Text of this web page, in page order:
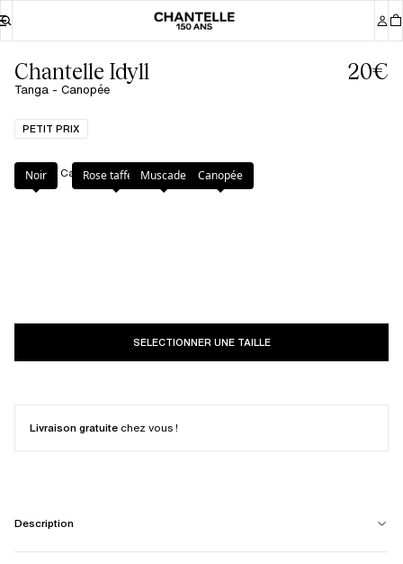
Chantelle Idyll
Tanga - Canopée
20€
PETIT PRIX
Couleur Canopée
Noir Rose taffetasMuscade Canopée
SELECTIONNER UNE TAILLE
Livraison gratuite chez vous !
Description